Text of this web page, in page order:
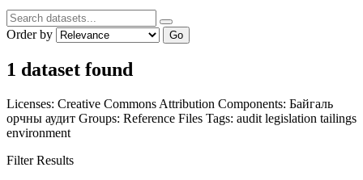
Order by Go
1 dataset found
Licenses: Creative Commons Attribution Components: Байгаль
орчны аудит Groups: Reference Files Tags: audit legislation tailings
environment
Filter Results